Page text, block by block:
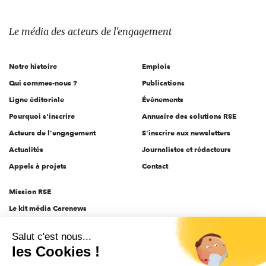
des
l'engagement
Le média des acteurs de l'engagement
Notre histoire
Qui sommes-nous ?
Ligne éditoriale
Pourquoi s'inscrire
Acteurs de l'engagement
Actualités
Appels à projets
Emplois
Publications
Évènements
Annuaire des solutions RSE
S'inscrire aux newsletters
Journalistes et rédacteurs
Contact
Mission RSE
Le kit média Carenews
AEF info
Novethic
Salut c'est nous...
les Cookies !